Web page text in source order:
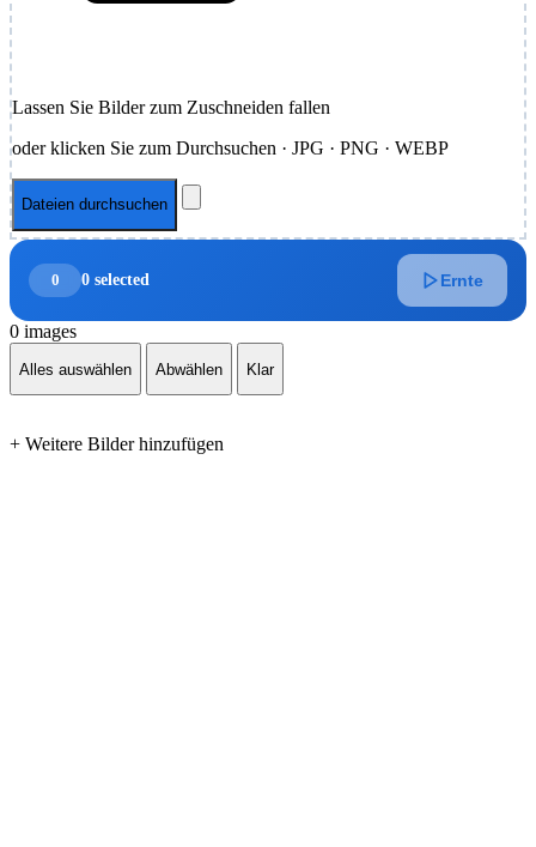
Lassen Sie Bilder zum Zuschneiden fallen
oder klicken Sie zum Durchsuchen · JPG · PNG · WEBP
Dateien durchsuchen
0 0 selected Ernte
0 images
Alles auswählen Abwählen Klar
+ Weitere Bilder hinzufügen